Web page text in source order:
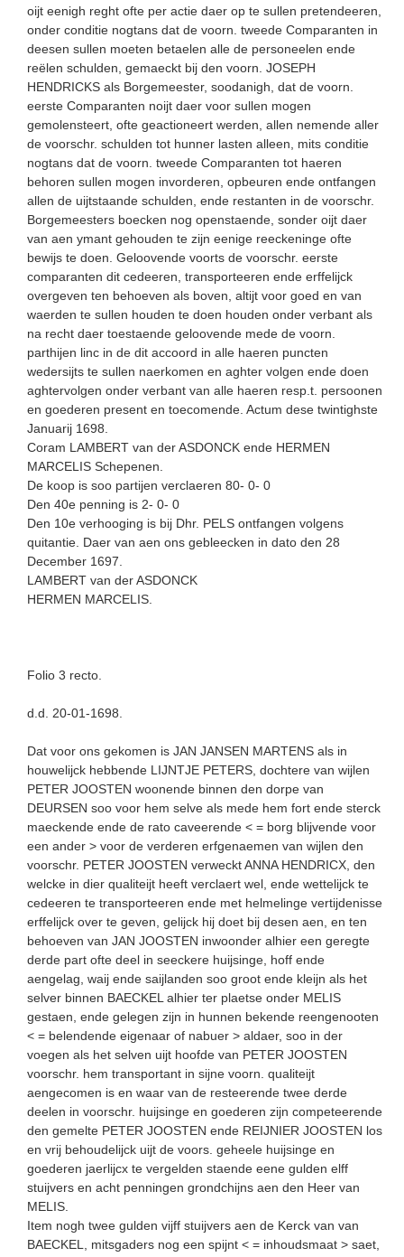
oijt eenigh reght ofte per actie daer op te sullen pretendeeren,
onder conditie nogtans dat de voorn. tweede Comparanten in
deesen sullen moeten betaelen alle de personeelen ende
reëlen schulden, gemaeckt bij den voorn. JOSEPH
HENDRICKS als Borgemeester, soodanigh, dat de voorn.
eerste Comparanten noijt daer voor sullen mogen
gemolensteert, ofte geactioneert werden, allen nemende aller
de voorschr. schulden tot hunner lasten alleen, mits conditie
nogtans dat de voorn. tweede Comparanten tot haeren
behoren sullen mogen invorderen, opbeuren ende ontfangen
allen de uijtstaande schulden, ende restanten in de voorschr.
Borgemeesters boecken nog openstaende, sonder oijt daer
van aen ymant gehouden te zijn eenige reeckeninge ofte
bewijs te doen. Geloovende voorts de voorschr. eerste
comparanten dit cedeeren, transporteeren ende erffelijck
overgeven ten behoeven als boven, altijt voor goed en van
waerden te sullen houden te doen houden onder verbant als
na recht daer toestaende geloovende mede de voorn.
parthijen linc in de dit accoord in alle haeren puncten
wedersijts te sullen naerkomen en aghter volgen ende doen
aghtervolgen onder verbant van alle haeren resp.t. persoonen
en goederen present en toecomende. Actum dese twintighste
Januarij 1698.
Coram LAMBERT van der ASDONCK ende HERMEN
MARCELIS Schepenen.
De koop is soo partijen verclaeren 80- 0- 0
Den 40e penning is 2- 0- 0
Den 10e verhooging is bij Dhr. PELS ontfangen volgens
quitantie. Daer van aen ons gebleecken in dato den 28
December 1697.
LAMBERT van der ASDONCK
HERMEN MARCELIS.
Folio 3 recto.
d.d. 20-01-1698.
Dat voor ons gekomen is JAN JANSEN MARTENS als in
houwelijck hebbende LIJNTJE PETERS, dochtere van wijlen
PETER JOOSTEN woonende binnen den dorpe van
DEURSEN soo voor hem selve als mede hem fort ende sterck
maeckende ende de rato caveerende < = borg blijvende voor
een ander > voor de verderen erfgenaemen van wijlen den
voorschr. PETER JOOSTEN verweckt ANNA HENDRICX, den
welcke in dier qualiteijt heeft verclaert wel, ende wettelijck te
cedeeren te transporteeren ende met helmelinge vertijdenisse
erffelijck over te geven, gelijck hij doet bij desen aen, en ten
behoeven van JAN JOOSTEN inwoonder alhier een geregte
derde part ofte deel in seeckere huijsinge, hoff ende
aengelag, waij ende saijlanden soo groot ende kleijn als het
selver binnen BAECKEL alhier ter plaetse onder MELIS
gestaen, ende gelegen zijn in hunnen bekende reengenooten
< = belendende eigenaar of nabuer > aldaer, soo in der
voegen als het selven uijt hoofde van PETER JOOSTEN
voorschr. hem transportant in sijne voorn. qualiteijt
aengecomen is en waar van de resteerende twee derde
deelen in voorschr. huijsinge en goederen zijn competeerende
den gemelte PETER JOOSTEN ende REIJNIER JOOSTEN los
en vrij behoudelijck uijt de voors. geheele huijsinge en
goederen jaerlijcx te vergelden staende eene gulden elff
stuijvers en acht penningen grondchijns aen den Heer van
MELIS.
Item nogh twee gulden vijff stuijvers aen de Kerck van van
BAECKEL, mitsgaders nog een spijnt < = inhoudsmaat > saet,